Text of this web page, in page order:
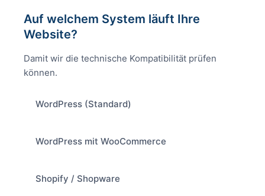
Auf welchem System läuft Ihre
Website?
Damit wir die technische Kompatibilität prüfen
können.
WordPress (Standard)
WordPress mit WooCommerce
Shopify / Shopware